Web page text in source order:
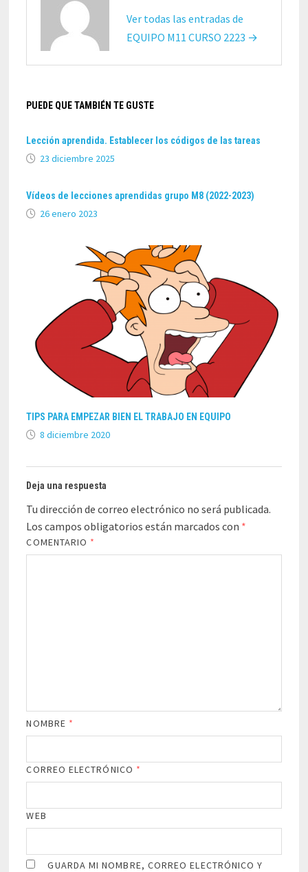
Ver todas las entradas de
EQUIPO M11 CURSO 2223 →
PUEDE QUE TAMBIÉN TE GUSTE
Lección aprendida. Establecer los códigos de las tareas
23 diciembre 2025
Vídeos de lecciones aprendidas grupo M8 (2022-2023)
26 enero 2023
TIPS PARA EMPEZAR BIEN EL TRABAJO EN EQUIPO
8 diciembre 2020
Deja una respuesta
Tu dirección de correo electrónico no será publicada.
Los campos obligatorios están marcados con *
COMENTARIO *
NOMBRE *
CORREO ELECTRÓNICO *
WEB
GUARDA MI NOMBRE, CORREO ELECTRÓNICO Y